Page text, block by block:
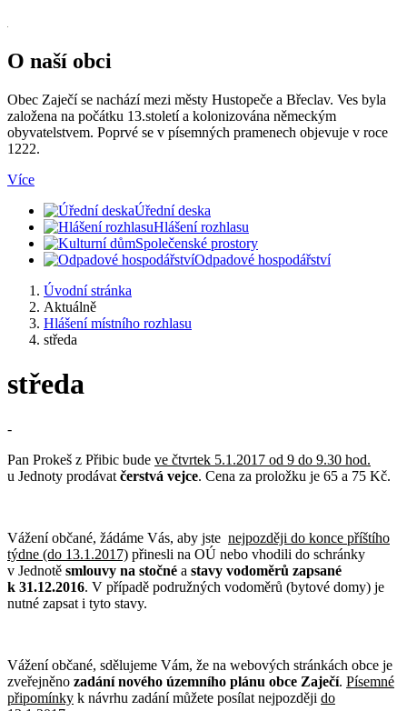
O naší obci
Obec Zaječí se nachází mezi městy Hustopeče a Břeclav. Ves byla
založena na počátku 13.století a kolonizována německým
obyvatelstvem. Poprvé se v písemných pramenech objevuje v roce
1222.
Více
Úřední deska
Hlášení rozhlasu
Společenské prostory
Odpadové hospodářství
Úvodní stránka
Aktuálně
Hlášení místního rozhlasu
středa
středa
-
Pan Prokeš z Přibic bude ve čtvrtek 5.1.2017 od 9 do 9.30 hod.
u Jednoty prodávat čerstvá vejce. Cena za proložku je 65 a 75 Kč.
Vážení občané, žádáme Vás, aby jste nejpozději do konce příštího
týdne (do 13.1.2017) přinesli na OÚ nebo vhodili do schránky
v Jednotě smlouvy na stočné a stavy vodoměrů zapsané
k 31.12.2016. V případě podružných vodoměrů (bytové domy) je
nutné zapsat i tyto stavy.
Vážení občané, sdělujeme Vám, že na webových stránkách obce je
zveřejněno zadání nového územního plánu obce Zaječí. Písemné
připomínky k návrhu zadání můžete posílat nejpozději do